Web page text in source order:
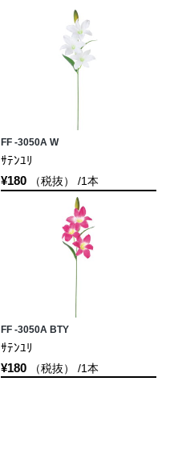
FF -3050A W
ｻﾃﾝﾕﾘ
¥180（税抜） /1本
FF -3050A BTY
ｻﾃﾝﾕﾘ
¥180（税抜） /1本